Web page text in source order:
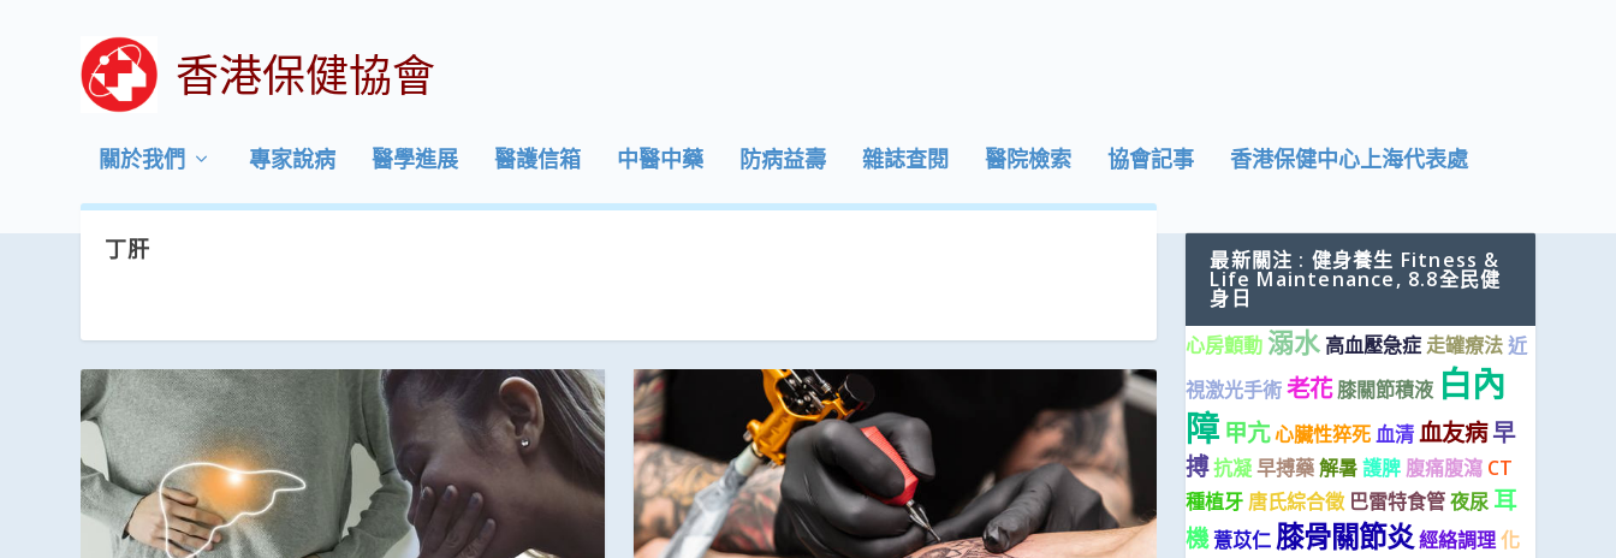
香港保健協會
關於我們 專家說病 醫學進展 醫護信箱 中醫中藥 防病益壽 雜誌查閱 醫院檢索 協會記事 香港保健中心上海代表處
丁肝 最新關注 : 健身養生 Fitness &
Life Maintenance, 8.8全民健
身日
心房顫動 溺水 高血壓急症 走罐療法近
視激光手術老花 膝關節積液 白內
障 甲亢心臟性猝死血清血友病早
搏抗凝早搏藥解暑護脾 腹痛腹瀉 CT
種植牙 唐氏綜合徵 巴雷特食管夜尿 耳
機薏苡仁 膝骨關節炎經絡調理化